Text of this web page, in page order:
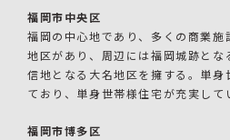
福岡市中央区
福岡の中心地であり、多くの商業
地区があり、周辺には福岡城跡と
信地となる大名地区を擁する。単身
ており、単身世帯様住宅が充実して
福岡市博多区